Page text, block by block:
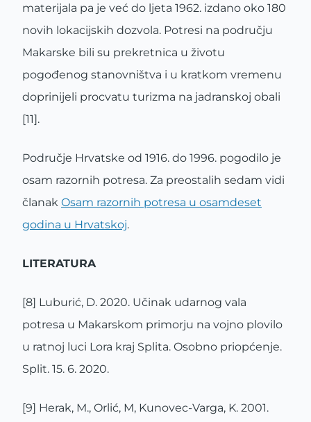
materijala pa je već do ljeta 1962. izdano oko 180
novih lokacijskih dozvola. Potresi na području
Makarske bili su prekretnica u životu
pogođenog stanovništva i u kratkom vremenu
doprinijeli procvatu turizma na jadranskoj obali
[11].
Područje Hrvatske od 1916. do 1996. pogodilo je
osam razornih potresa. Za preostalih sedam vidi
članak Osam razornih potresa u osamdeset
godina u Hrvatskoj.
LITERATURA
[8] Luburić, D. 2020. Učinak udarnog vala
potresa u Makarskom primorju na vojno plovilo
u ratnoj luci Lora kraj Splita. Osobno priopćenje.
Split. 15. 6. 2020.
[9] Herak, M., Orlić, M, Kunovec-Varga, K. 2001.